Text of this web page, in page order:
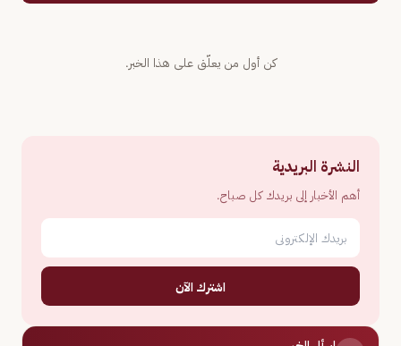
كن أول من يعلّق على هذا الخبر.
النشرة البريدية
أهم الأخبار إلى بريدك كل صباح.
اشترك الآن